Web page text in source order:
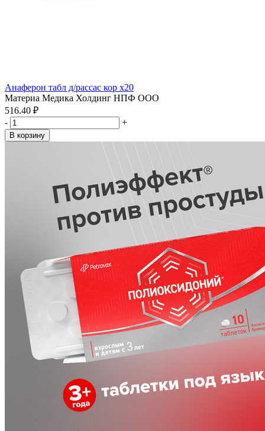
Анаферон табл д/рассас кор x20
Материа Медика Холдинг НПФ ООО
516.40 ₽
-
+
В корзину